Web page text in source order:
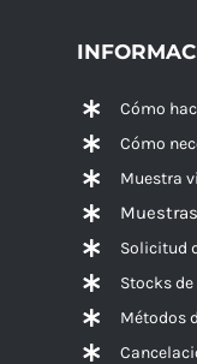
Cómo
Cómo
Muestra
Solicitud
Stocks
Métodos